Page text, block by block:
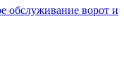
обслуживание ворот и